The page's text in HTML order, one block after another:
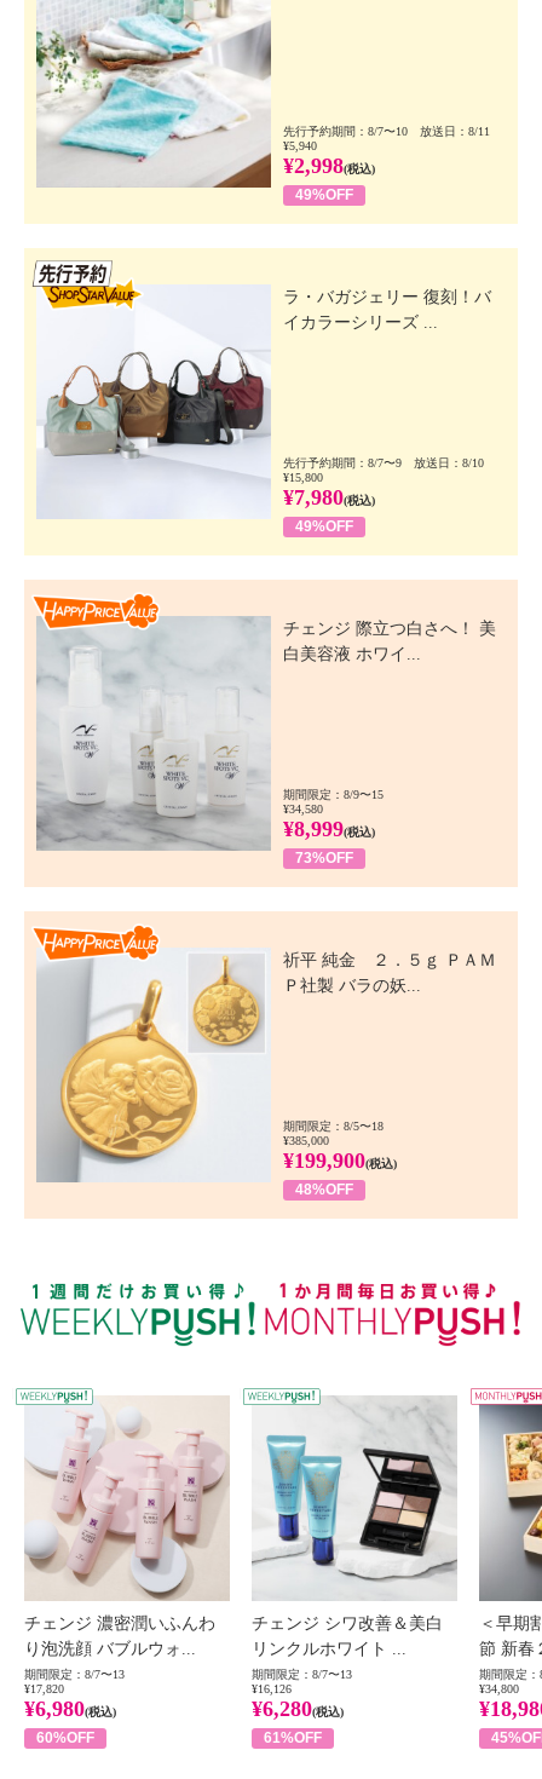
先行予約期間：8/7〜10 放送日：8/11
¥5,940
¥2,998(税込)
49%OFF
ラ・バガジェリー 復刻！バ
イカラーシリーズ ...
先行予約期間：8/7〜9 放送日：8/10
¥15,800
¥7,980(税込)
49%OFF
チェンジ 際立つ白さへ！ 美
白美容液 ホワイ...
期間限定：8/9〜15
¥34,580
¥8,999(税込)
73%OFF
祈平 純金 ２．５ｇ ＰＡＭ
Ｐ社製 バラの妖...
期間限定：8/5〜18
¥385,000
¥199,900(税込)
48%OFF
WEEKLY PUSH
チェンジ 濃密潤いふんわ
り泡洗顔 バブルウォ...
期間限定：8/7〜13
¥17,820
¥6,980(税込)
60%OFF
チェンジ シワ改善＆美白
リンクルホワイト ...
期間限定：8/7〜13
¥16,126
¥6,280(税込)
61%OFF
＜早期
節 新春
期間限定：
¥34,800